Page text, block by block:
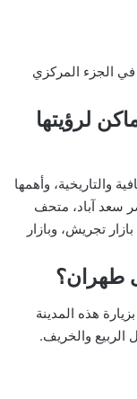
الجزء المركزي
تقديم أفضل 10 أماكن لرؤيتها
والتاريخية، وأهمها
سعد آباد، متحف
تجريش، وبازار
طهران؟
هذه المدينة
والخريف.